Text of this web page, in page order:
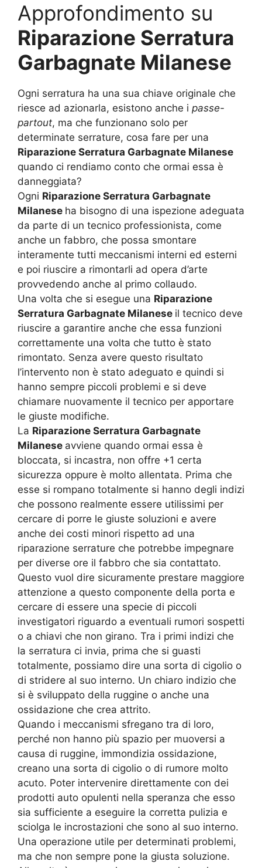
Approfondimento su
Riparazione Serratura
Garbagnate Milanese
Ogni serratura ha una sua chiave originale che
riesce ad azionarla, esistono anche i passe-
partout, ma che funzionano solo per
determinate serrature, cosa fare per una
Riparazione Serratura Garbagnate Milanese
quando ci rendiamo conto che ormai essa è
danneggiata?
Ogni Riparazione Serratura Garbagnate
Milanese ha bisogno di una ispezione adeguata
da parte di un tecnico professionista, come
anche un fabbro, che possa smontare
interamente tutti meccanismi interni ed esterni
e poi riuscire a rimontarli ad opera d’arte
provvedendo anche al primo collaudo.
Una volta che si esegue una Riparazione
Serratura Garbagnate Milanese il tecnico deve
riuscire a garantire anche che essa funzioni
correttamente una volta che tutto è stato
rimontato. Senza avere questo risultato
l’intervento non è stato adeguato e quindi si
hanno sempre piccoli problemi e si deve
chiamare nuovamente il tecnico per apportare
le giuste modifiche.
La Riparazione Serratura Garbagnate
Milanese avviene quando ormai essa è
bloccata, si incastra, non offre +1 certa
sicurezza oppure è molto allentata. Prima che
esse si rompano totalmente si hanno degli indizi
che possono realmente essere utilissimi per
cercare di porre le giuste soluzioni e avere
anche dei costi minori rispetto ad una
riparazione serrature che potrebbe impegnare
per diverse ore il fabbro che sia contattato.
Questo vuol dire sicuramente prestare maggiore
attenzione a questo componente della porta e
cercare di essere una specie di piccoli
investigatori riguardo a eventuali rumori sospetti
o a chiavi che non girano. Tra i primi indizi che
la serratura ci invia, prima che si guasti
totalmente, possiamo dire una sorta di cigolio o
di stridere al suo interno. Un chiaro indizio che
si è sviluppato della ruggine o anche una
ossidazione che crea attrito.
Quando i meccanismi sfregano tra di loro,
perché non hanno più spazio per muoversi a
causa di ruggine, immondizia ossidazione,
creano una sorta di cigolio o di rumore molto
acuto. Poter intervenire direttamente con dei
prodotti auto opulenti nella speranza che esso
sia sufficiente a eseguire la corretta pulizia e
sciolga le incrostazioni che sono al suo interno.
Una operazione utile per determinati problemi,
ma che non sempre pone la giusta soluzione.